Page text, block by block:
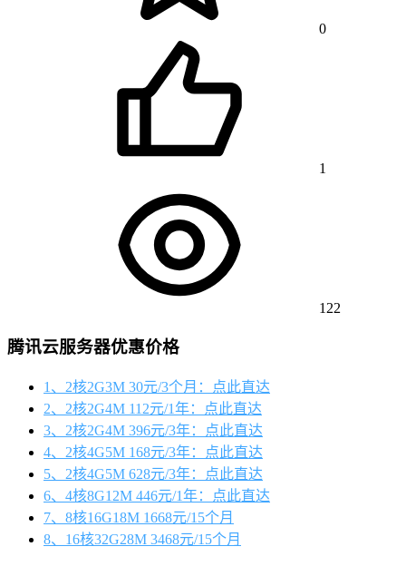
0
1
122
腾讯云服务器优惠价格
1、2核2G3M 30元/3个月：点此直达
2、2核2G4M 112元/1年：点此直达
3、2核2G4M 396元/3年：点此直达
4、2核4G5M 168元/3年：点此直达
5、2核4G5M 628元/3年：点此直达
6、4核8G12M 446元/1年：点此直达
7、8核16G18M 1668元/15个月
8、16核32G28M 3468元/15个月